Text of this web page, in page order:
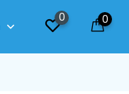
0 0